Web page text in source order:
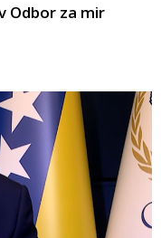
Odbor za mir